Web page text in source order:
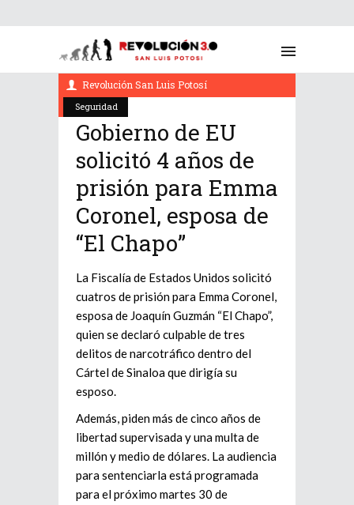
Seguridad
noviembre 19, 2021
Revolución San Luis Potosí
Gobierno de EU
solicitó 4 años de
prisión para Emma
Coronel, esposa de
“El Chapo”
La Fiscalía de Estados Unidos solicitó
cuatros de prisión para Emma Coronel,
esposa de Joaquín Guzmán “El Chapo”,
quien se declaró culpable de tres
delitos de narcotráfico dentro del
Cártel de Sinaloa que dirigía su
esposo.
Además, piden más de cinco años de
libertad supervisada y una multa de
millón y medio de dólares. La audiencia
para sentenciarla está programada
para el próximo martes 30 de